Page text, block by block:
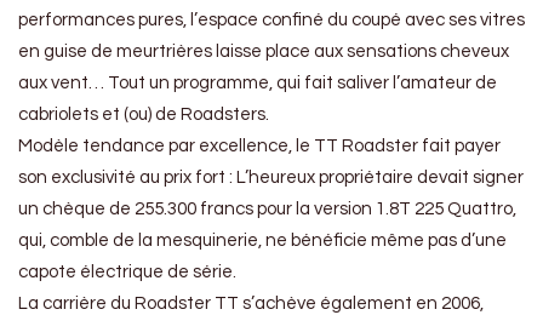
performances pures, l’espace confiné du coupé avec ses vitres
en guise de meurtrières laisse place aux sensations cheveux
aux vent… Tout un programme, qui fait saliver l’amateur de
cabriolets et (ou) de Roadsters.
Modèle tendance par excellence, le TT Roadster fait payer
son exclusivité au prix fort : L’heureux propriétaire devait signer
un chèque de 255.300 francs pour la version 1.8T 225 Quattro,
qui, comble de la mesquinerie, ne bénéficie même pas d’une
capote électrique de série.
La carrière du Roadster TT s’achève également en 2006,